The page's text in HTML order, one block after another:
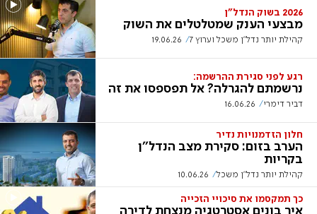
2026 בשוק הנדל"ן
מבצעי הענק שמטלטלים את השוק
קהילת יותר נדל"ן משכל וערוץ 7 19.06.26
רגע לפני סגירת ההרשמה:
נרשמתם להגרלה? אל תפספסו את זה
דביר דימרי 16.06.26
חלון הזדמנויות נדיר
הערב בזום: סקירת מצב הנדל''ן
בקריות
קהילת יותר נדל"ן משכל 10.06.26
כך תמקסמו את סיכויי הזכייה
איך בונים אסטרטגיה מנצחת לדירה